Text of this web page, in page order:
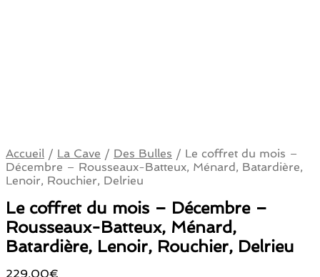
Accueil / La Cave / Des Bulles / Le coffret du mois –
Décembre – Rousseaux-Batteux, Ménard, Batardière,
Lenoir, Rouchier, Delrieu
Le coffret du mois – Décembre –
Rousseaux-Batteux, Ménard,
Batardière, Lenoir, Rouchier, Delrieu
229,00€